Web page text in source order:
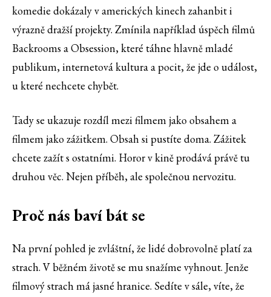
komedie dokázaly v amerických kinech zahanbit i
výrazně dražší projekty. Zmínila například úspěch filmů
Backrooms a Obsession, které táhne hlavně mladé
publikum, internetová kultura a pocit, že jde o událost,
u které nechcete chybět.
Tady se ukazuje rozdíl mezi filmem jako obsahem a
filmem jako zážitkem. Obsah si pustíte doma. Zážitek
chcete zažít s ostatními. Horor v kině prodává právě tu
druhou věc. Nejen příběh, ale společnou nervozitu.
Proč nás baví bát se
Na první pohled je zvláštní, že lidé dobrovolně platí za
strach. V běžném životě se mu snažíme vyhnout. Jenže
filmový strach má jasné hranice. Sedíte v sále, víte, že